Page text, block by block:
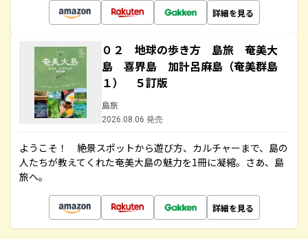
詳細を見る
０２ 地球の歩き方 島旅 奄美大
島 喜界島 加計呂麻島（奄美群島
１） ５訂版
島旅
2026.08.06 発売
ようこそ！ 絶景スポットから遊び方、カルチャーまで、島の
人たちが教えてくれた奄美大島の魅力を1冊に凝縮。さあ、島
旅へ。
詳細を見る